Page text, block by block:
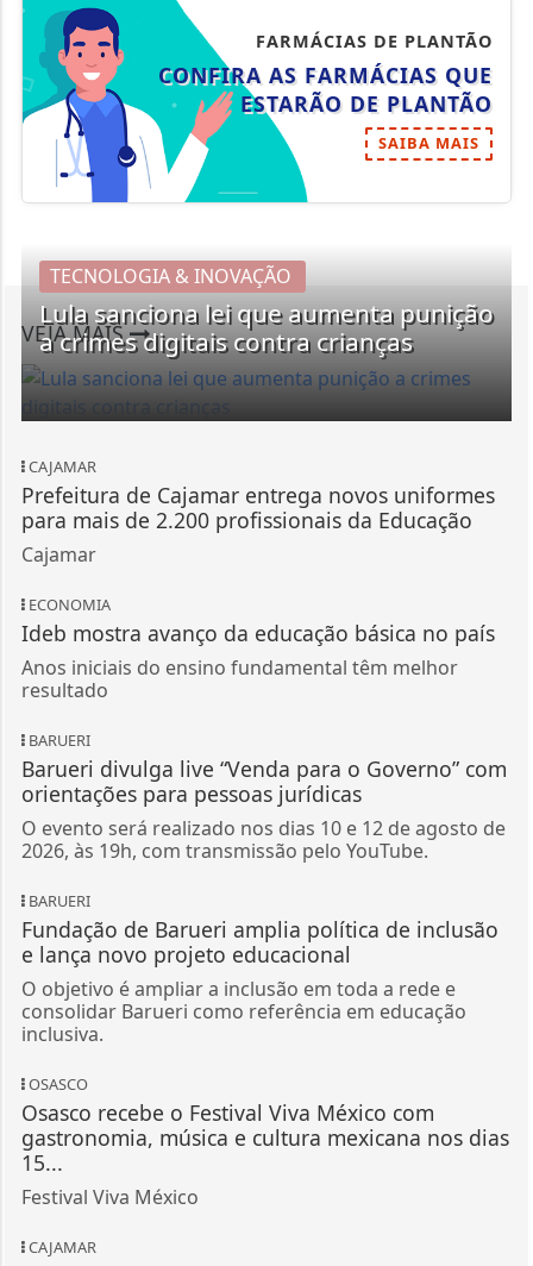
FARMÁCIAS DE PLANTÃO
CONFIRA AS FARMÁCIAS QUE
ESTARÃO DE PLANTÃO
SAIBA MAIS
VEJA MAIS
TECNOLOGIA & INOVAÇÃO
Lula sanciona lei que aumenta punição
a crimes digitais contra crianças
CAJAMAR
Prefeitura de Cajamar entrega novos uniformes
para mais de 2.200 profissionais da Educação
Cajamar
ECONOMIA
Ideb mostra avanço da educação básica no país
Anos iniciais do ensino fundamental têm melhor
resultado
BARUERI
Barueri divulga live “Venda para o Governo” com
orientações para pessoas jurídicas
O evento será realizado nos dias 10 e 12 de agosto de
2026, às 19h, com transmissão pelo YouTube.
BARUERI
Fundação de Barueri amplia política de inclusão
e lança novo projeto educacional
O objetivo é ampliar a inclusão em toda a rede e
consolidar Barueri como referência em educação
inclusiva.
OSASCO
Osasco recebe o Festival Viva México com
gastronomia, música e cultura mexicana nos dias
15...
Festival Viva México
CAJAMAR